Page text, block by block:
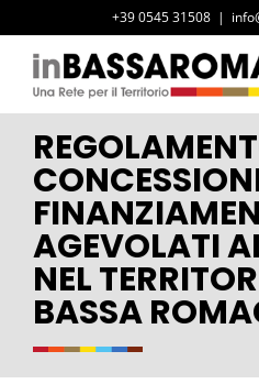
al
contenuto
+39 0545 31508 |
AGEVOLATI
NEL
BASSA